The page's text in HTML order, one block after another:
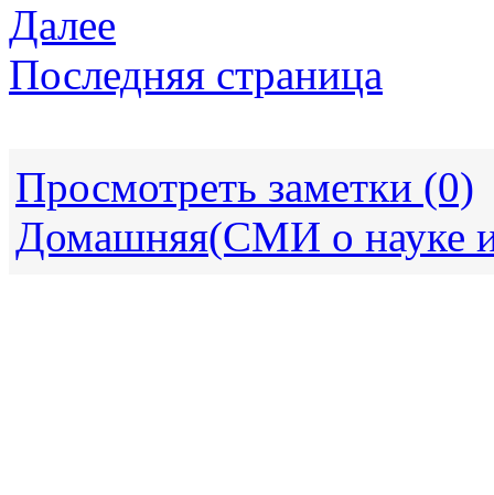
Далее
Последняя страница
Просмотреть заметки (0)
Домашняя(СМИ о науке и